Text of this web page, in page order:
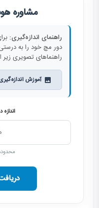
مشاوره
راهنمای اندازه‌گیری:
دور مچ خود را به درستی
راهنماهای تصویری زیر
آموزش
محدوده